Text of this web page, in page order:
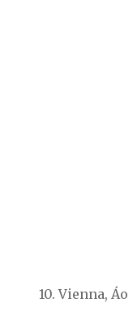
10. Vienna, Áo